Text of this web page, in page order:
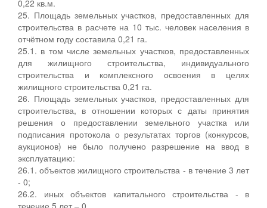
0,22 кв.м.
25. Площадь земельных участков, предоставленных для
строительства в расчете на 10 тыс. человек населения в
отчётном году составила 0,21 га.
25.1. в том числе земельных участков, предоставленных
для жилищного строительства, индивидуального
строительства и комплексного освоения в целях
жилищного строительства 0,21 га.
26. Площадь земельных участков, предоставленных для
строительства, в отношении которых с даты принятия
решения о предоставлении земельного участка или
подписания протокола о результатах торгов (конкурсов,
аукционов) не было получено разрешение на ввод в
эксплуатацию:
26.1. объектов жилищного строительства - в течение 3 лет
- 0;
26.2. иных объектов капитального строительства - в
течение 5 лет – 0.